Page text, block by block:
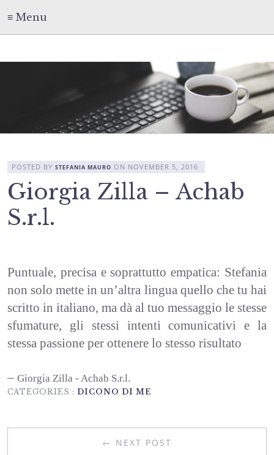
≡ Menu
POSTED BYSTEFANIA MAURO ON NOVEMBER 5, 2016
Giorgia Zilla – Achab
S.r.l.
Puntuale, precisa e soprattutto empatica: Stefania
non solo mette in un’altra lingua quello che tu hai
scritto in italiano, ma dà al tuo messaggio le stesse
sfumature, gli stessi intenti comunicativi e la
stessa passione per ottenere lo stesso risultato
Giorgia Zilla - Achab S.r.l.
CATEGORIES : DICONO DI ME
← NEXT POST